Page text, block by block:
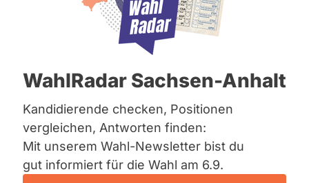
Bremen
Hamburg
Mecklenburg-Vorpommern
Nordrhein-Westfalen
Saarland
Sachsen
Sachsen-Anhalt
Sachsen-Anhalt
Schleswig-Holstein
Thüringen
WahlRadar Sachsen-Anhalt
Kandidierende checken, Positionen
vergleichen, Antworten finden:
Mit unserem Wahl-Newsletter bist du
gut informiert für die Wahl am 6.9.
Partei
- Alle -
117 - Fürstenfeldbruck-Ost
Wahlliste
- Alle -
117 - Fürstenfeldbruck-Ost
Martin Runge
BÜNDNIS 90/­DIE GRÜNEN